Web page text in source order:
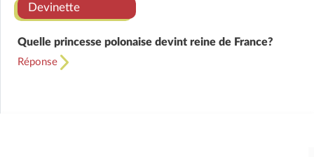
Devinette
Quelle princesse polonaise devint reine de France?
Réponse